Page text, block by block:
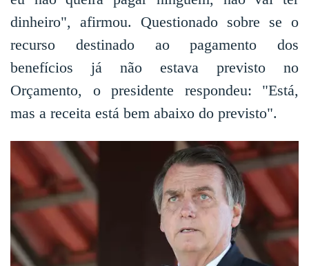
dinheiro", afirmou. Questionado sobre se o
recurso destinado ao pagamento dos
benefícios já não estava previsto no
Orçamento, o presidente respondeu: "Está,
mas a receita está bem abaixo do previsto".